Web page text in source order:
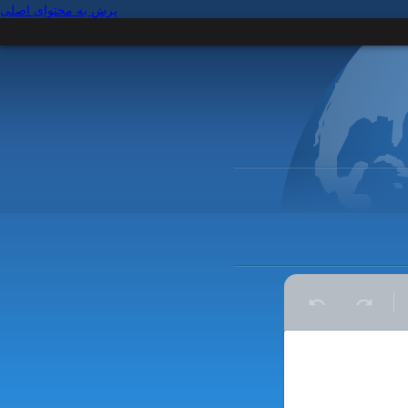
پرش به محتوای اصلی